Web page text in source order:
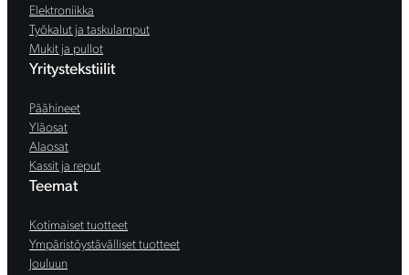
Elektroniikka
Työkalut ja taskulamput
Mukit ja pullot
Yritystekstiilit
Päähineet
Yläosat
Alaosat
Kassit ja reput
Teemat
Kotimaiset tuotteet
Ympäristöystävälliset tuotteet
Jouluun